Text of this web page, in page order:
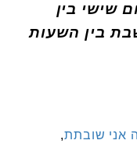
ביתן 11. ביום שישי בין
וביום שבת בין השעות
אני שובתת,